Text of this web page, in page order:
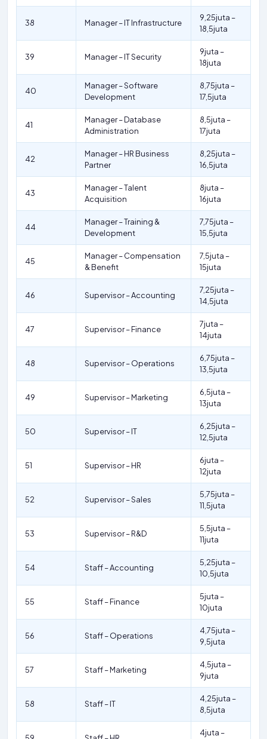
38 Manager – IT Infrastructure
9,25juta –
18,5juta
39 Manager – IT Security
9juta –
18juta
40
Manager – Software
Development
8,75juta –
17,5juta
41
Manager – Database
Administration
8,5juta –
17juta
42
Manager – HR Business
Partner
8,25juta –
16,5juta
43
Manager – Talent
Acquisition
8juta –
16juta
44
Manager – Training &
Development
7,75juta –
15,5juta
45
Manager – Compensation
& Benefit
7,5juta –
15juta
46 Supervisor – Accounting
7,25juta –
14,5juta
47 Supervisor – Finance
7juta –
14juta
48 Supervisor – Operations
6,75juta –
13,5juta
49 Supervisor – Marketing
6,5juta –
13juta
50 Supervisor – IT
6,25juta –
12,5juta
51 Supervisor – HR
6juta –
12juta
52 Supervisor – Sales
5,75juta –
11,5juta
53 Supervisor – R&D
5,5juta –
11juta
54 Staff – Accounting
5,25juta –
10,5juta
55 Staff – Finance
5juta –
10juta
56 Staff – Operations
4,75juta –
9,5juta
57 Staff – Marketing
4,5juta –
9juta
58 Staff – IT
4,25juta –
8,5juta
4juta –